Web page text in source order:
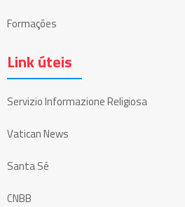
Formações
Link úteis
Servizio Informazione Religiosa
Vatican News
Santa Sé
CNBB